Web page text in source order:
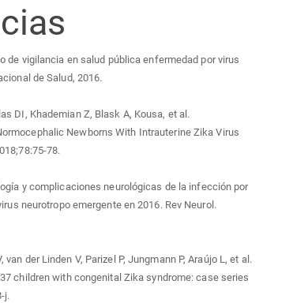
de vigilancia en salud pública enfermedad por virus
de Salud, 2016.
DI, Khademian Z, Blask A, Kousa, et al.
Newborns With Intrauterine Zika Virus
78.
y complicaciones neurológicas de la infección por
neurotropo emergente en 2016. Rev Neurol.
van der Linden V, Parizel P, Jungmann P, Araújo L, et al.
children with congenital Zika syndrome: case series
j.